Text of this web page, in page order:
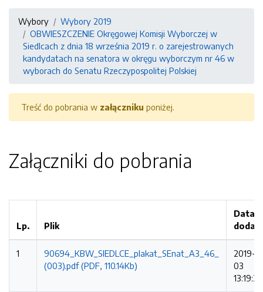
Wybory
Wybory 2019
OBWIESZCZENIE Okręgowej Komisji Wyborczej w
Siedlcach z dnia 18 września 2019 r. o zarejestrowanych
kandydatach na senatora w okręgu wyborczym nr 46 w
wyborach do Senatu Rzeczypospolitej Polskiej
Treść do pobrania w załączniku poniżej.
Załączniki do pobrania
Lp. Plik
Data
1
90694_KBW_SIEDLCE_plakat_SEnat_A3_46_
(003).pdf (PDF, 110.14Kb)
2019-
03
13:19:39